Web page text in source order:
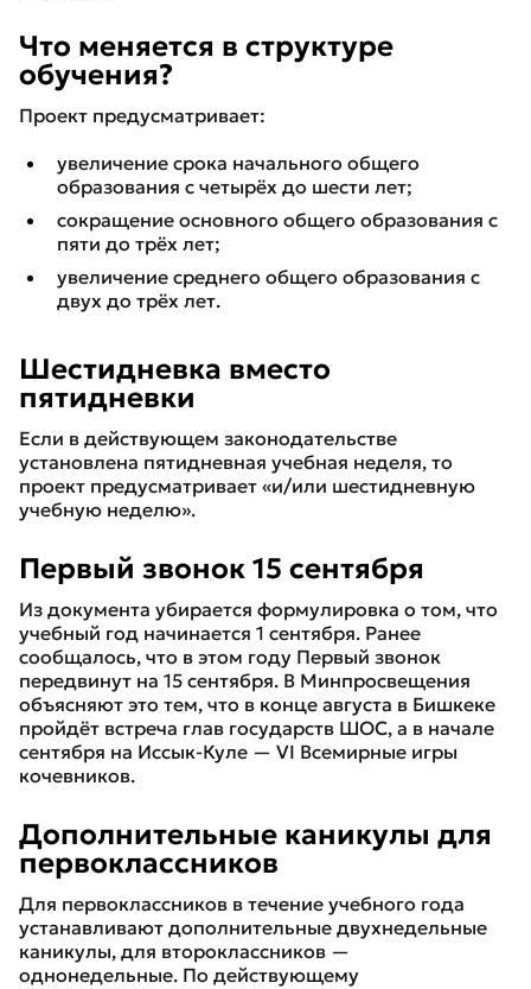
Что меняется в структуре
обучения?
Проект предусматривает:
увеличение срока начального общего
образования с четырёх до шести лет;
сокращение основного общего образования с
пяти до трёх лет;
увеличение среднего общего образования с
двух до трёх лет.
Шестидневка вместо
пятидневки
Если в действующем законодательстве
установлена пятидневная учебная неделя, то
проект предусматривает «и/или шестидневную
учебную неделю».
Первый звонок 15 сентября
Из документа убирается формулировка о том, что
учебный год начинается 1 сентября. Ранее
сообщалось, что в этом году Первый звонок
передвинут на 15 сентября. В Минпросвещения
объясняют это тем, что в конце августа в Бишкеке
пройдёт встреча глав государств ШОС, а в начале
сентября на Иссык-Куле — VI Всемирные игры
кочевников.
Дополнительные каникулы для
первоклассников
Для первоклассников в течение учебного года
устанавливают дополнительные двухнедельные
каникулы, для второклассников —
однонедельные. По действующему